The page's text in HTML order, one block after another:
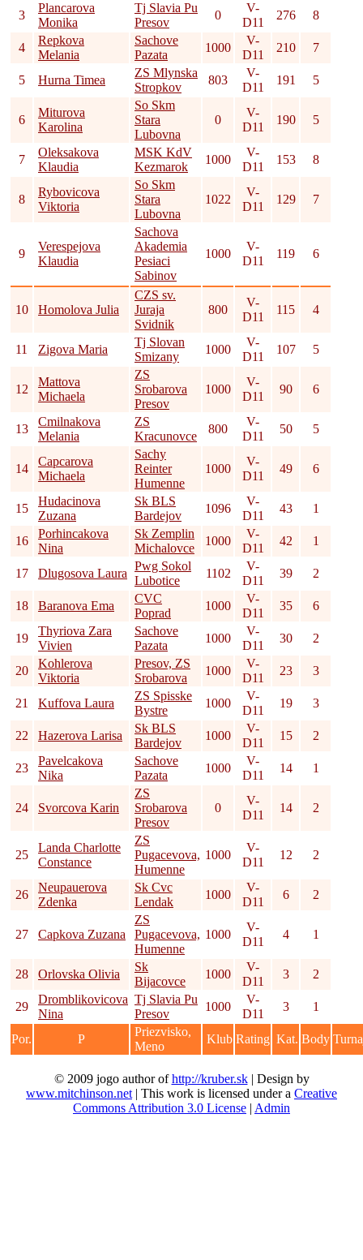
3
Plancarova
Monika
Tj Slavia Pu
Presov
0
V-
D11
276 8
4
Repkova
Melania
Sachove
Pazata
1000
V-
D11
210 7
5 Hurna Timea
ZS Mlynska
Stropkov
803
V-
D11
191 5
6
Miturova
Karolina
So Skm
Stara
Lubovna
0
V-
D11
190 5
7
Oleksakova
Klaudia
MSK KdV
Kezmarok
1000
V-
D11
153 8
8
Rybovicova
Viktoria
So Skm
Stara
Lubovna
1022
V-
D11
129 7
9
Verespejova
Klaudia
Sachova
Akademia
Pesiaci
Sabinov
1000
V-
D11
119 6
10 Homolova Julia
CZS sv.
Juraja
Svidnik
800
V-
D11
115 4
11 Zigova Maria
Tj Slovan
Smizany
1000
V-
D11
107 5
12
Mattova
Michaela
ZS
Srobarova
Presov
1000
V-
D11
90 6
13
Cmilnakova
Melania
ZS
Kracunovce
800
V-
D11
50 5
14
Capcarova
Michaela
Sachy
Reinter
Humenne
1000
V-
D11
49 6
15
Hudacinova
Zuzana
Sk BLS
Bardejov
1096
V-
D11
43 1
16
Porhincakova
Nina
Sk Zemplin
Michalovce
1000
V-
D11
42 1
17 Dlugosova Laura
Pwg Sokol
Lubotice
1102
V-
D11
39 2
18 Baranova Ema
CVC
Poprad
1000
V-
D11
35 6
19
Thyriova Zara
Vivien
Sachove
Pazata
1000
V-
D11
30 2
20
Kohlerova
Viktoria
Presov, ZS
Srobarova
1000
V-
D11
23 3
21 Kuffova Laura
ZS Spisske
Bystre
1000
V-
D11
19 3
22 Hazerova Larisa
Sk BLS
Bardejov
1000
V-
D11
15 2
23
Pavelcakova
Nika
Sachove
Pazata
1000
V-
D11
14 1
24 Svorcova Karin
ZS
Srobarova
Presov
0
V-
D11
14 2
25
Landa Charlotte
Constance
ZS
Pugacevova,
Humenne
1000
V-
D11
12 2
26
Neupauerova
Zdenka
Sk Cvc
Lendak
1000
V-
D11
6 2
27 Capkova Zuzana
ZS
Pugacevova,
Humenne
1000
V-
D11
4 1
28 Orlovska Olivia
Sk
Bijacovce
1000
V-
D11
3 2
29
Dromblikovicova
Nina
Tj Slavia Pu
Presov
1000
V-
D11
3 1
Por. P
Priezvisko,
Meno
Klub Rating Kat. Body
© 2009 jogo author ofhttp://kruber.sk| Design by
www.mitchinson.net | This work is licensed under a Creative
Commons Attribution 3.0 License | Admin